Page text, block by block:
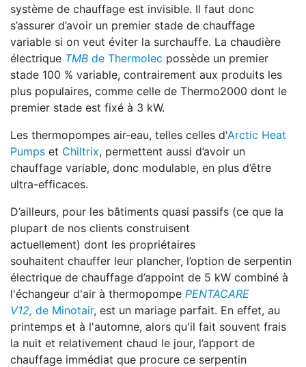
système de chauffage est invisible. Il faut donc
s’assurer d’avoir un premier stade de chauffage
variable si on veut éviter la surchauffe. La chaudière
électrique TMB de Thermolec possède un premier
stade 100 % variable, contrairement aux produits les
plus populaires, comme celle de Thermo2000 dont le
premier stade est fixé à 3 kW.
Les thermopompes air-eau, telles celles d'Arctic Heat
Pumps et Chiltrix, permettent aussi d’avoir un
chauffage variable, donc modulable, en plus d’être
ultra-efficaces.
D’ailleurs, pour les bâtiments quasi passifs (ce que la
plupart de nos clients construisent
actuellement) dont les propriétaires
souhaitent chauffer leur plancher, l’option de serpentin
électrique de chauffage d’appoint de 5 kW combiné à
l'échangeur d'air à thermopompe PENTACARE
V12, de Minotair, est un mariage parfait. En effet, au
printemps et à l'automne, alors qu'il fait souvent frais
la nuit et relativement chaud le jour, l’apport de
chauffage immédiat que procure ce serpentin